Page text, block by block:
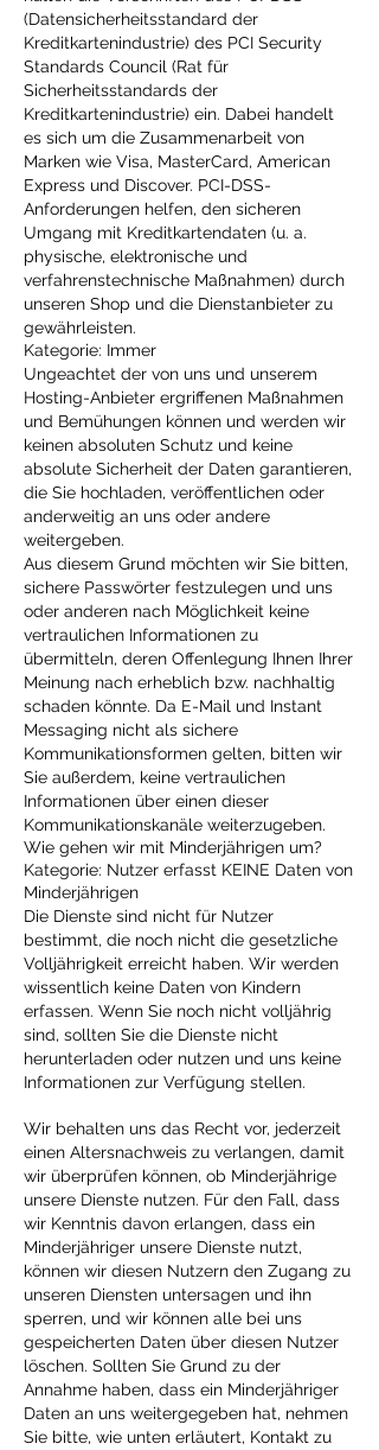
(Datensicherheitsstandard der
Kreditkartenindustrie) des PCI Security
Standards Council (Rat für
Sicherheitsstandards der
Kreditkartenindustrie) ein. Dabei handelt
es sich um die Zusammenarbeit von
Marken wie Visa, MasterCard, American
Express und Discover. PCI-DSS-
Anforderungen helfen, den sicheren
Umgang mit Kreditkartendaten (u. a.
physische, elektronische und
verfahrenstechnische Maßnahmen) durch
unseren Shop und die Dienstanbieter zu
gewährleisten.
Kategorie: Immer
Ungeachtet der von uns und unserem
Hosting-Anbieter ergriffenen Maßnahmen
und Bemühungen können und werden wir
keinen absoluten Schutz und keine
absolute Sicherheit der Daten garantieren,
die Sie hochladen, veröffentlichen oder
anderweitig an uns oder andere
weitergeben.
Aus diesem Grund möchten wir Sie bitten,
sichere Passwörter festzulegen und uns
oder anderen nach Möglichkeit keine
vertraulichen Informationen zu
übermitteln, deren Offenlegung Ihnen Ihrer
Meinung nach erheblich bzw. nachhaltig
schaden könnte. Da E-Mail und Instant
Messaging nicht als sichere
Kommunikationsformen gelten, bitten wir
Sie außerdem, keine vertraulichen
Informationen über einen dieser
Kommunikationskanäle weiterzugeben.
Wie gehen wir mit Minderjährigen um?
Kategorie: Nutzer erfasst KEINE Daten von
Minderjährigen
Die Dienste sind nicht für Nutzer
bestimmt, die noch nicht die gesetzliche
Volljährigkeit erreicht haben. Wir werden
wissentlich keine Daten von Kindern
erfassen. Wenn Sie noch nicht volljährig
sind, sollten Sie die Dienste nicht
herunterladen oder nutzen und uns keine
Informationen zur Verfügung stellen.
Wir behalten uns das Recht vor, jederzeit
einen Altersnachweis zu verlangen, damit
wir überprüfen können, ob Minderjährige
unsere Dienste nutzen. Für den Fall, dass
wir Kenntnis davon erlangen, dass ein
Minderjähriger unsere Dienste nutzt,
können wir diesen Nutzern den Zugang zu
unseren Diensten untersagen und ihn
sperren, und wir können alle bei uns
gespeicherten Daten über diesen Nutzer
löschen. Sollten Sie Grund zu der
Annahme haben, dass ein Minderjähriger
Daten an uns weitergegeben hat, nehmen
Sie bitte, wie unten erläutert, Kontakt zu